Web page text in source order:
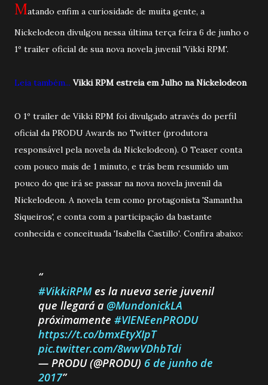
Matando enfim a curiosidade de muita gente, a
Nickelodeon divulgou nessa última terça feira 6 de junho o
1º trailer oficial de sua nova novela juvenil 'Vikki RPM'.
Leia também... Vikki RPM estreia em Julho na Nickelodeon
O 1º trailer de Vikki RPM foi divulgado através do perfil
oficial da PRODU Awards no Twitter (produtora
responsável pela novela da Nickelodeon). O Teaser conta
com pouco mais de 1 minuto, e trás bem resumido um
pouco do que irá se passar na nova novela juvenil da
Nickelodeon. A novela tem como protagonista 'Samantha
Siqueiros', e conta com a participação da bastante
conhecida e conceituada 'Isabella Castillo'. Confira abaixo:
#VikkiRPMes la nueva serie juvenil
que llegará a @MundonickLA
próximamente #VIENEenPRODU
https://t.co/bmxEtyXIpT
pic.twitter.com/8wwVDhbTdi
— PRODU (@PRODU) 6 de junho de
2017